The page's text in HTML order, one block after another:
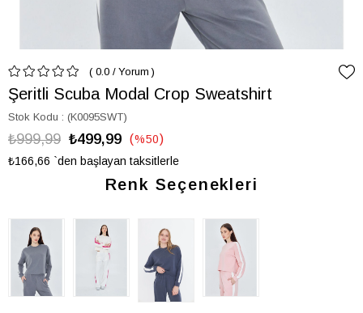
0.0 / Yorum
Şeritli Scuba Modal Crop Sweatshirt
Stok Kodu (K0095SWT)
₺999,99 ₺499,99 %50
İndirim
₺166,66 `den başlayan taksitlerle
Renk Seçenekleri